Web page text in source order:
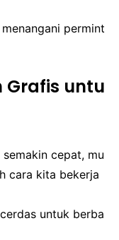
permint
Grafis untu
cepat, mu
cara kita bekerja
untuk berba